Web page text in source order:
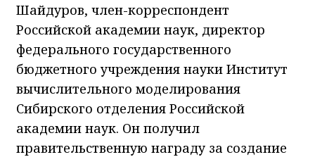
Шайдуров, член-корреспондент
Российской академии наук, директор
федерального государственного
бюджетного учреждения науки Институт
вычислительного моделирования
Сибирского отделения Российской
академии наук. Он получил
правительственную награду за создание